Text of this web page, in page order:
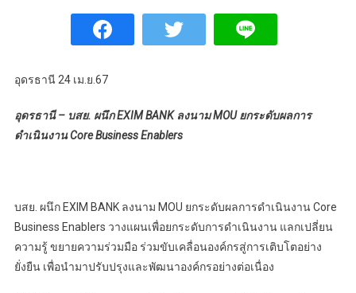
อุดรธานี 24 เม.ย.67
อุดรธานี – บสย. ผนึก EXIM BANK ลงนาม MOU ยกระดับผลการ
ดำเนินงาน Core Business Enablers
บสย. ผนึก EXIM BANK ลงนาม MOU ยกระดับผลการดำเนินงาน Core
Business Enablers วางแผนเพื่อยกระดับการดำเนินงาน แลกเปลี่ยน
ความรู้ ขยายความร่วมมือ ร่วมขับเคลื่อนองค์กรสู่การเติบโตอย่าง
ยั่งยืน เพื่อนำมาปรับปรุงและพัฒนาองค์กรอย่างต่อเนื่อง